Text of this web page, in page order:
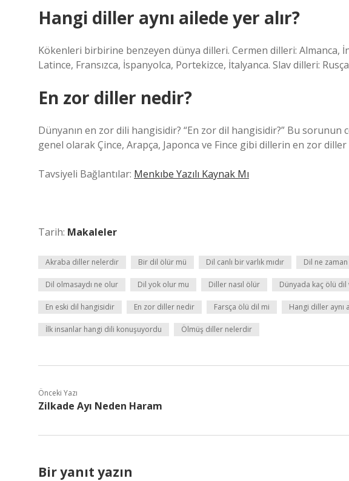
Hangi diller aynı ailede yer alır?
Kökenleri birbirine benzeyen dünya dilleri. Cermen dilleri: Almanca,
Latince, Fransızca, İspanyolca, Portekizce, İtalyanca. Slav dilleri:
En zor diller nedir?
Dünyanın en zor dili hangisidir? “En zor dil hangisidir?” Bu sorunun
genel olarak Çince, Arapça, Japonca ve Fince gibi dillerin en zor
Tavsiyeli Bağlantılar: Menkıbe Yazılı Kaynak Mı
Tarih: Makaleler
Akraba diller nelerdir Bir dil ölür mü Dil canlı bir varlık mıdır Dil ne
Dil olmasaydı ne olur Dil yok olur mu Diller nasıl ölür Dünyada kaç ölü dil
En eski dil hangisidir En zor diller nedir Farsça ölü dil mi Hangi diller aynı
İlk insanlar hangi dili konuşuyordu Ölmüş diller nelerdir
Önceki Yazı
Zilkade Ayı Neden Haram
Bir yanıt yazın